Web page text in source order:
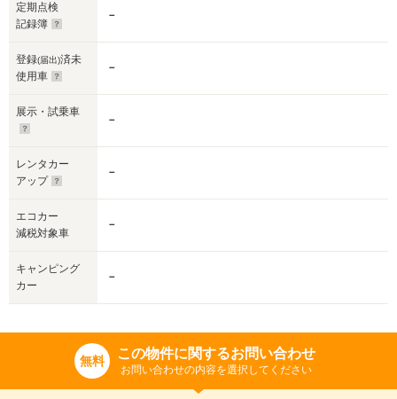
定期点検
記録簿
－
登録(届出)済未
使用車
－
展示・試乗車
－
レンタカー
アップ
－
エコカー
減税対象車
－
キャンピング
カー
－
無料 この物件に関するお問い合わせ
お問い合わせの内容を選択してください